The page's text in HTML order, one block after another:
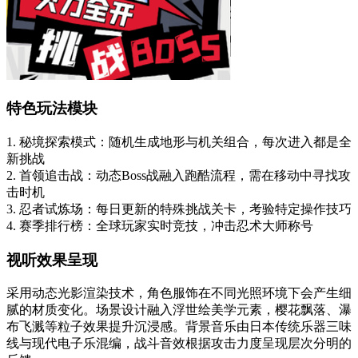
特色玩法模块
1. 秘境探索模式：随机生成地形与机关组合，每次进入都是全
新挑战
2. 首领追击战：动态Boss战融入跑酷流程，需在移动中寻找攻
击时机
3. 忍者试炼场：每日更新的特殊挑战关卡，考验特定操作技巧
4. 赛季排行榜：全球玩家实时竞技，冲击忍术大师称号
视听效果呈现
采用动态光影渲染技术，角色服饰在不同光照环境下会产生细
腻的材质变化。场景设计融入浮世绘美学元素，樱花飘落、瀑
布飞溅等粒子效果提升沉浸感。背景音乐由日本传统乐器三味
线与现代电子乐混编，战斗音效根据攻击力度呈现层次分明的